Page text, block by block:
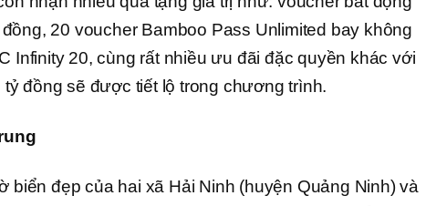
20 voucher Bamboo Pass Unlimited bay không
Infinity 20, cùng rất nhiều ưu đãi đặc quyền khác với
đồng sẽ được tiết lộ trong chương trình.
biển đẹp của hai xã Hải Ninh (huyện Quảng Ninh) và